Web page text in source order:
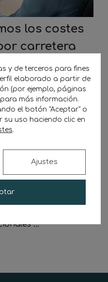
los costes
carretera
y ejemplos
porTransporte
transporte por
Cuando hablamos
amortización del
seguros, ITV,
fijos y
…
y de terceros para fines
elaborado a partir de
(por ejemplo, páginas
para más información.
el botón "Aceptar" o
uso haciendo clic en
.
Ajustes